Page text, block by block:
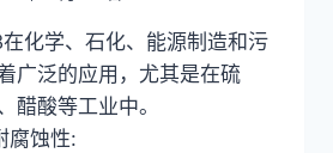
化学、石化、能源制造和污
广泛的应用，尤其是在硫
醋酸等工业中。
腐蚀性: